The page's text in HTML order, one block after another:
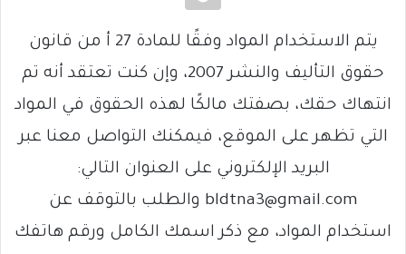
يتم الاستخدام المواد وفقًا للمادة 27 أ من قانون
حقوق التأليف والنشر 2007، وإن كنت تعتقد أنه تم
انتهاك حقك، بصفتك مالكًا لهذه الحقوق في المواد
التي تظهر على الموقع، فيمكنك التواصل معنا عبر
البريد الإلكتروني على العنوان التالي:
bldtna3@gmail.com والطلب بالتوقف عن
استخدام المواد، مع ذكر اسمك الكامل ورقم هاتفك